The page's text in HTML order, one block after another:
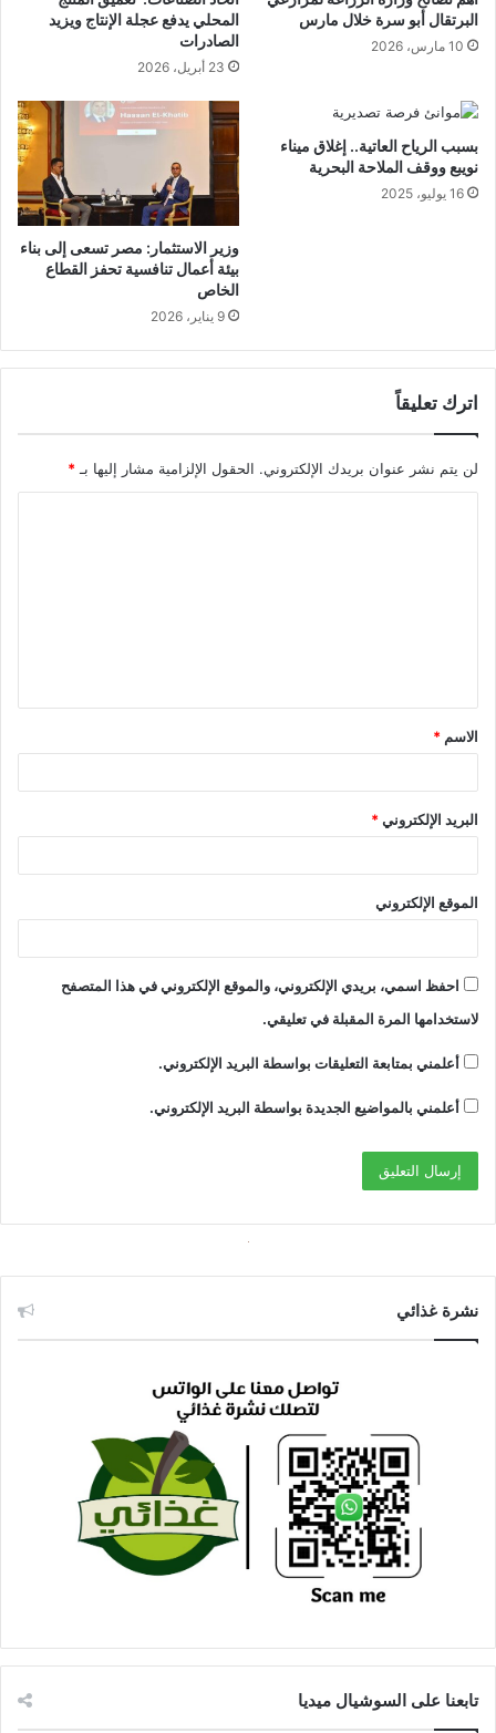
البرتقال أبو سرة خلال مارس
10 مارس، 2026
المحلي يدفع عجلة الإنتاج ويزيد
الصادرات
23 أبريل، 2026
بسبب الرياح العاتية.. إغلاق ميناء
نويبع ووقف الملاحة البحرية
16 يوليو، 2025
وزير الاستثمار: مصر تسعى إلى بناء
بيئة أعمال تنافسية تحفز القطاع
الخاص
9 يناير، 2026
اترك تعليقاً
لن يتم نشر عنوان بريدك الإلكتروني. الحقول الإلزامية مشار إليها بـ *
ق
*
الاسم *
البريد الإلكتروني*
الموقع الإلكتروني
احفظ اسمي، بريدي الإلكتروني، والموقع الإلكتروني في هذا المتصفح
لاستخدامها المرة المقبلة في تعليقي.
أعلمني بمتابعة التعليقات بواسطة البريد الإلكتروني.
أعلمني بالمواضيع الجديدة بواسطة البريد الإلكتروني.
نشرة غذائي
تابعنا على السوشيال ميديا